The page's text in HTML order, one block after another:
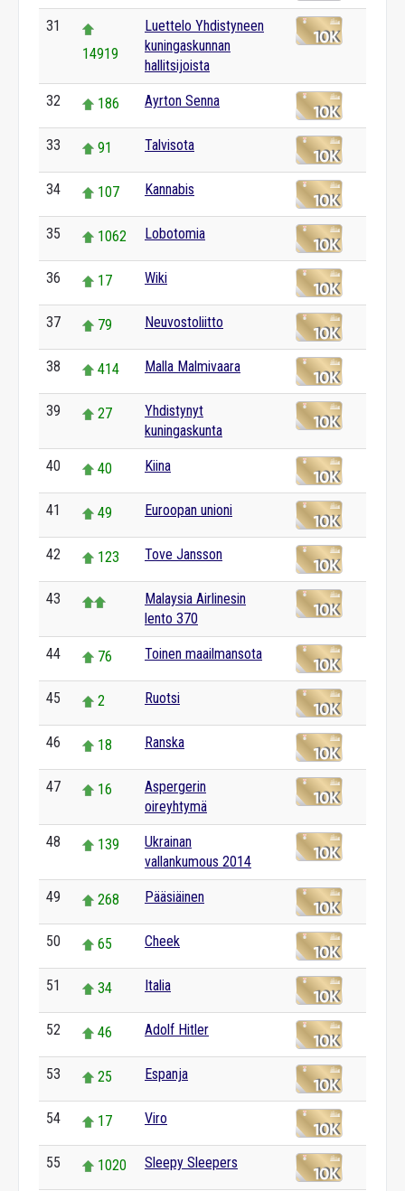
31
14919
Luettelo Yhdistyneen
kuningaskunnan
hallitsijoista
32 186 Ayrton Senna
33 91 Talvisota
34 107 Kannabis
35 1062 Lobotomia
36 17 Wiki
37 79 Neuvostoliitto
38 414 Malla Malmivaara
39 27
Yhdistynyt
kuningaskunta
40 40 Kiina
41 49 Euroopan unioni
42 123 Tove Jansson
43
Malaysia Airlinesin
lento 370
44 76 Toinen maailmansota
45 2 Ruotsi
46 18 Ranska
47 16
Aspergerin
oireyhtymä
48 139
Ukrainan
vallankumous 2014
49 268 Pääsiäinen
50 65 Cheek
51 34 Italia
52 46 Adolf Hitler
53 25 Espanja
54 17 Viro
55 1020 Sleepy Sleepers